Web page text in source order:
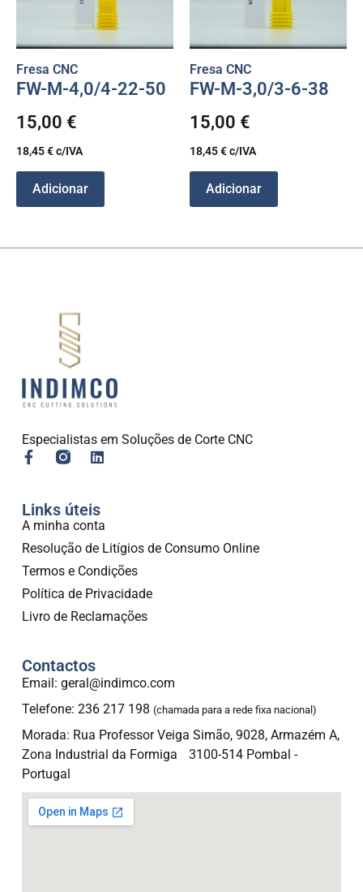
Fresa CNC
FW-M-4,0/4-22-50
15,00 €
18,45€c/IVA
Adicionar
Fresa CNC
FW-M-3,0/3-6-38
15,00 €
18,45€c/IVA
Adicionar
Especialistas em Soluções de Corte CNC
Links úteis
A minha conta
Resolução de Litígios de Consumo Online
Termos e Condições
Política de Privacidade
Livro de Reclamações
Contactos
Email: geral@indimco.com
Telefone: 236 217 198 (chamada para a rede fixa nacional)
Morada: Rua Professor Veiga Simão, 9028, Armazém A,
Zona Industrial da Formiga 3100-514 Pombal -
Portugal